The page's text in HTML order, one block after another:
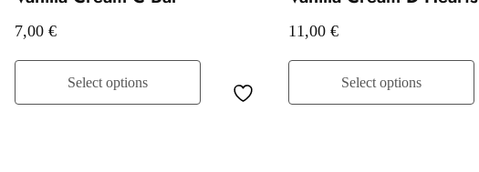
7,00 €
Select options
11,00 €
Select options